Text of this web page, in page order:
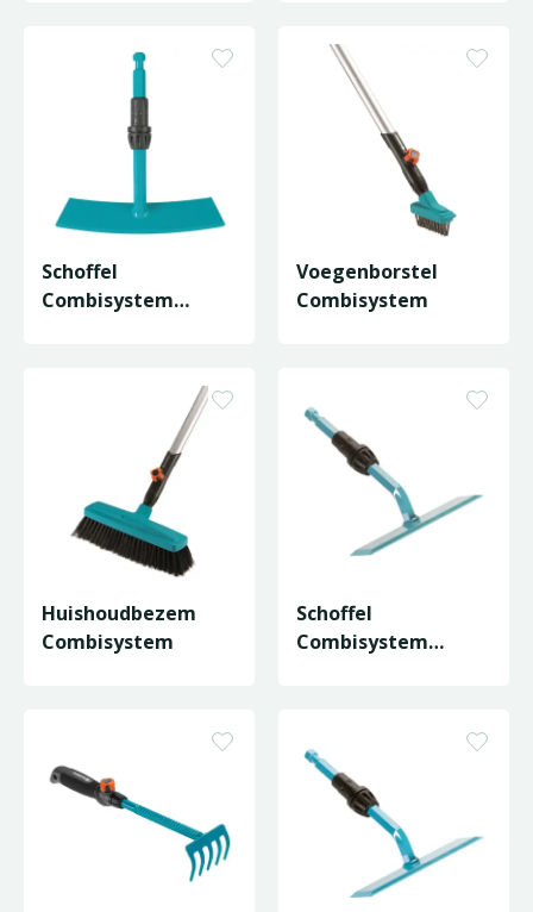
Schoffel
Combisystem
Voegenborstel
Combisystem
Huishoudbezem
Combisystem
Schoffel
Combisystem